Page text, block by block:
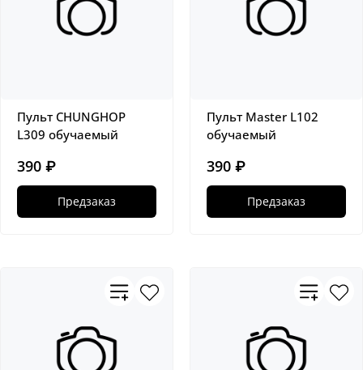
Пульт CHUNGHOP
L309 обучаемый
390 ₽
Предзаказ
Пульт Master L102
обучаемый
390 ₽
Предзаказ